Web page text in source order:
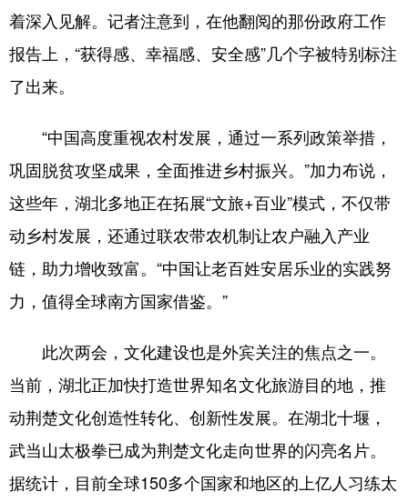
着深入见解。记者注意到，在他翻阅的那份政府工作
报告上，“获得感、幸福感、安全感”几个字被特别标注
了出来。
“中国高度重视农村发展，通过一系列政策举措，
巩固脱贫攻坚成果，全面推进乡村振兴。”加力布说，
这些年，湖北多地正在拓展“文旅+百业”模式，不仅带
动乡村发展，还通过联农带农机制让农户融入产业
链，助力增收致富。“中国让老百姓安居乐业的实践努
力，值得全球南方国家借鉴。”
此次两会，文化建设也是外宾关注的焦点之一。
当前，湖北正加快打造世界知名文化旅游目的地，推
动荆楚文化创造性转化、创新性发展。在湖北十堰，
武当山太极拳已成为荆楚文化走向世界的闪亮名片。
据统计，目前全球150多个国家和地区的上亿人习练太